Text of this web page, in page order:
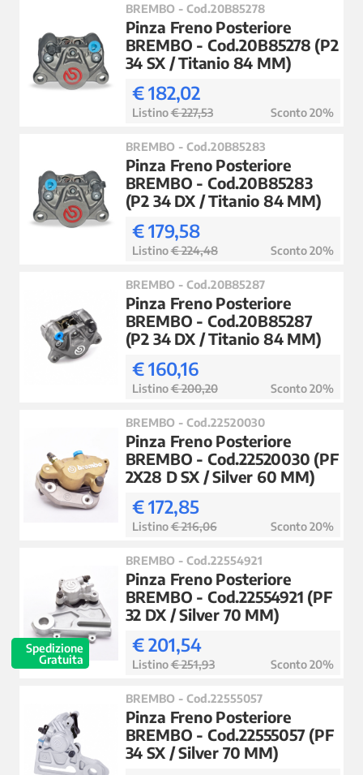
BREMBO - Cod.20B85278
Pinza Freno Posteriore
BREMBO - Cod.20B85278 (P2
34 SX / Titanio 84 MM)
€ 182,02
Listino€ 227,53 Sconto 20%
BREMBO - Cod.20B85283
Pinza Freno Posteriore
BREMBO - Cod.20B85283
(P2 34 DX / Titanio 84 MM)
€ 179,58
Listino€ 224,48 Sconto 20%
BREMBO - Cod.20B85287
Pinza Freno Posteriore
BREMBO - Cod.20B85287
(P2 34 DX / Titanio 84 MM)
€ 160,16
Listino€ 200,20 Sconto 20%
BREMBO - Cod.22520030
Pinza Freno Posteriore
BREMBO - Cod.22520030 (PF
2X28 D SX / Silver 60 MM)
€ 172,85
Listino€ 216,06 Sconto 20%
Spedizione
Gratuita
BREMBO - Cod.22554921
Pinza Freno Posteriore
BREMBO - Cod.22554921 (PF
32 DX / Silver 70 MM)
€ 201,54
Listino€ 251,93 Sconto 20%
BREMBO - Cod.22555057
Pinza Freno Posteriore
BREMBO - Cod.22555057 (PF
34 SX / Silver 70 MM)